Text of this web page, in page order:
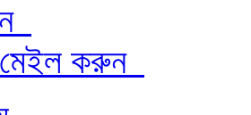
মেইল করুন